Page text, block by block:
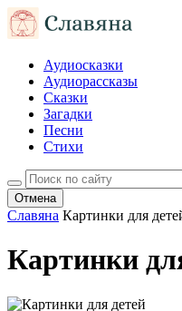
Аудиосказки
Аудиорассказы
Сказки
Загадки
Песни
Стихи
Отмена
Славяна Картинки для
Картинки